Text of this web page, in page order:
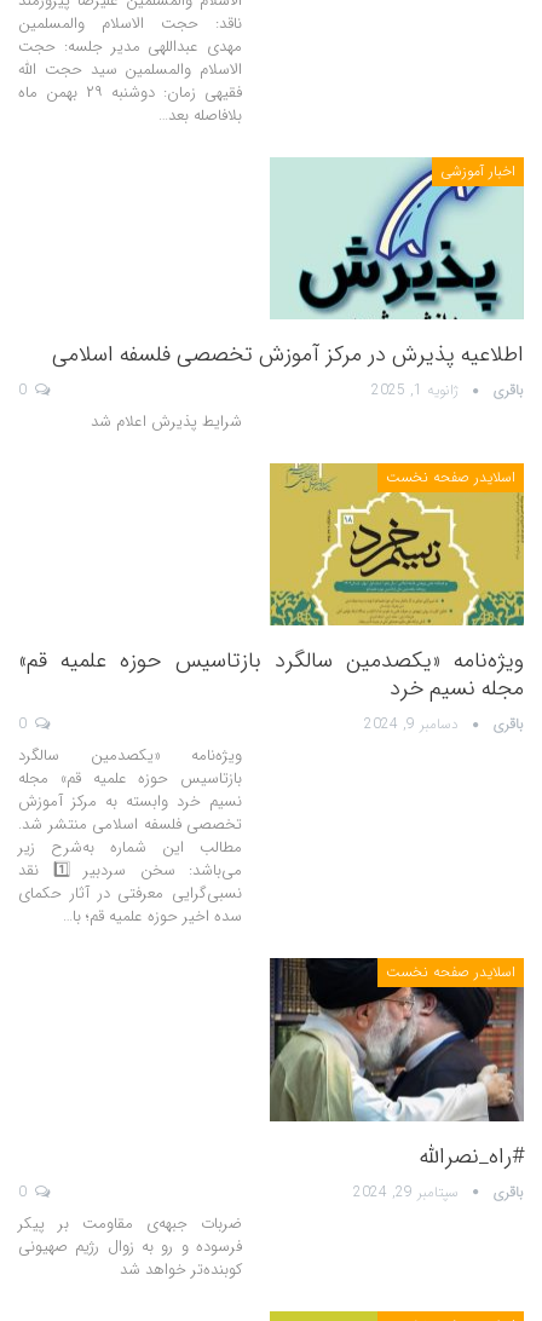
ناقد: حجت الاسلام والمسلمین
مهدی عبداللهی مدیر جلسه: حجت
الاسلام والمسلمین سید حجت الله
فقیهی زمان: دوشنبه ۲۹ بهمن ماه
بلافاصله بعد…
اخبار آموزشی
اطلاعیه پذیرش در مرکز آموزش تخصصی فلسفه اسلامی
باقری ژانویه 1, 2025
شرایط پذیرش اعلام شد
اسلایدر صفحه نخست
ویژه‌نامه «یکصدمین سالگرد بازتاسیس حوزه علمیه قم»
مجله نسیم خرد
باقری دسامبر 9, 2024
ویژه‌نامه «یکصدمین سالگرد
بازتاسیس حوزه علمیه قم» مجله
نسیم خرد وابسته به مرکز آموزش
تخصصی فلسفه اسلامی منتشر شد.
مطالب این شماره به‌شرح زیر
می‌باشد: سخن سردبیر 1️⃣ نقد
نسبی‌گرایی معرفتی در آثار حکمای
سده اخیر حوزه علمیه قم؛ با…
اسلایدر صفحه نخست
#راه_نصرالله
باقری سپتامبر 29, 2024
ضربات جبهه‌ی مقاومت بر پیکر
فرسوده و رو به زوال رژیم صهیونی
کوبنده‌تر خواهد شد